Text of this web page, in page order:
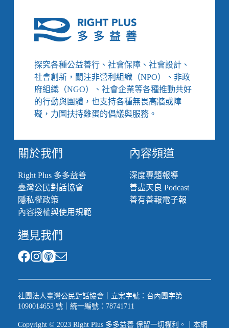
探究各種公益善行、社會保障、社會設計、
社會創新，關注非營利組織（NPO）、非政
府組織（NGO）、社會企業等各種推動共好
的行動與團體，也支持各種無畏高牆或障
礙，力圖扶持雞蛋的倡議與服務。
關於我們
Right Plus 多多益善
臺灣公民對話協會
隱私權政策
內容授權與使用規範
內容頻道
深度專題報導
善盡天良 Podcast
善有善報電子報
遇見我們
社團法人臺灣公民對話協會｜立案字號：台內團字第
1090014653 號｜統一編號：78741711
Copyright © 2023 Right Plus 多多益善 保留一切權利。｜本網